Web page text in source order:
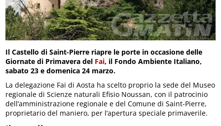
Il Castello di Saint-Pierre riapre le porte in occasione delle
Giornate di Primavera del Fai, il Fondo Ambiente Italiano,
sabato 23 e domenica 24 marzo.
La delegazione Fai di Aosta ha scelto proprio la sede del Museo
regionale di Scienze naturali Efisio Noussan, con il patrocinio
dell’amministrazione regionale e del Comune di Saint-Pierre,
proprietario del maniero, per l’apertura speciale primaverile.